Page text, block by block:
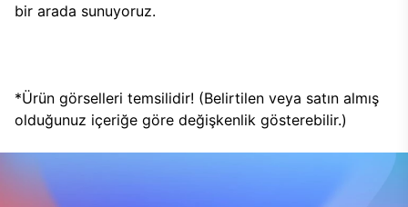
bir arada sunuyoruz.
*Ürün görselleri temsilidir! (Belirtilen veya satın almış
olduğunuz içeriğe göre değişkenlik gösterebilir.)